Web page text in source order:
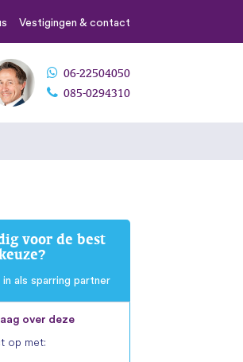
Vestigingen & contact
06-22504050
085-0294310
voor de best
als sparring partner
over deze
op met: